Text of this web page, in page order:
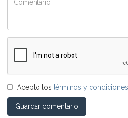
Acepto los términos y condiciones
Guardar comentario